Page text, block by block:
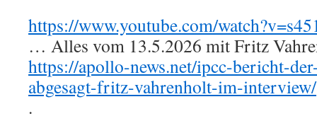
https://www.youtube.com/
… Alles vom 13.5.2026 mit Fritz
https://apollo-news.net/ipcc-bericht-
abgesagt-fritz-vahrenholt-im-interview/
.